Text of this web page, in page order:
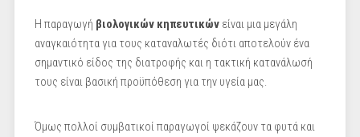
Η παραγωγή βιολογικών κηπευτικώνείναι μια μεγάλη
αναγκαιότητα για τους καταναλωτές διότι αποτελούν ένα
σημαντικό είδος της διατροφής και η τακτική κατανάλωσή
τους είναι βασική προϋπόθεση για την υγεία μας.
Όμως πολλοί συμβατικοί παραγωγοί ψεκάζουν τα φυτά και